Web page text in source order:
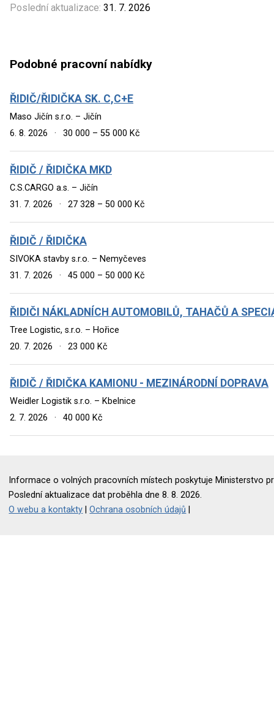
Poslední aktualizace: 31. 7. 2026
Podobné pracovní nabídky
ŘIDIČ/ŘIDIČKA SK. C,C+E
Maso Jičín s.r.o. – Jičín
6. 8. 2026
· 30 000 – 55 000 Kč
ŘIDIČ / ŘIDIČKA MKD
C.S.CARGO a.s. – Jičín
31. 7. 2026
· 27 328 – 50 000 Kč
ŘIDIČ / ŘIDIČKA
SIVOKA stavby s.r.o. – Nemyčeves
31. 7. 2026
· 45 000 – 50 000 Kč
ŘIDIČI NÁKLADNÍCH AUTOMOBILŮ, TAHAČŮ A
Tree Logistic, s.r.o. – Hořice
20. 7. 2026
· 23 000 Kč
ŘIDIČ / ŘIDIČKA KAMIONU - MEZINÁRODNÍ DOPRAVA
Weidler Logistik s.r.o. – Kbelnice
2. 7. 2026
· 40 000 Kč
Informace o volných pracovních místech poskytuje Ministerstvo
Poslední aktualizace dat proběhla dne 8. 8. 2026.
O webu a kontakty |Ochrana osobních údajů